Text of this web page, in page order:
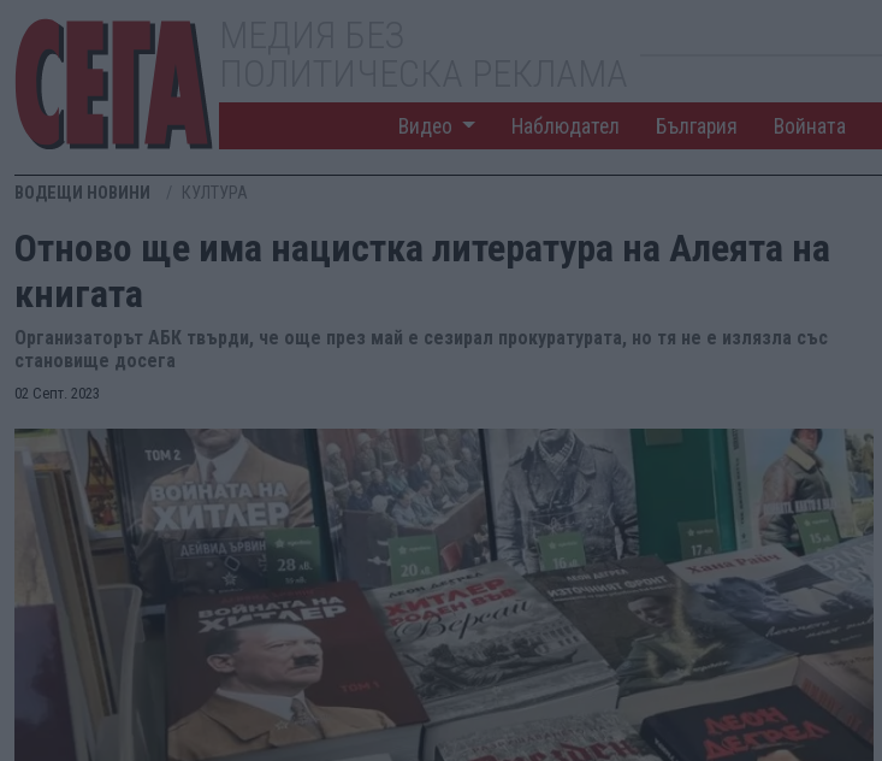
Видео Наблюдател България Войната
ВОДЕЩИ НОВИНИ КУЛТУРА
Отново ще има нацистка литература на Алеята на
книгата
Организаторът АБК твърди, че още през май е сезирал прокуратурата, но тя не е излязла със
становище досега
02 Септ. 2023